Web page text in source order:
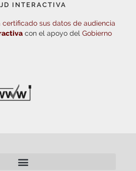
INTERACTIVA
certificado sus datos de audiencia
con el apoyo del Gobierno